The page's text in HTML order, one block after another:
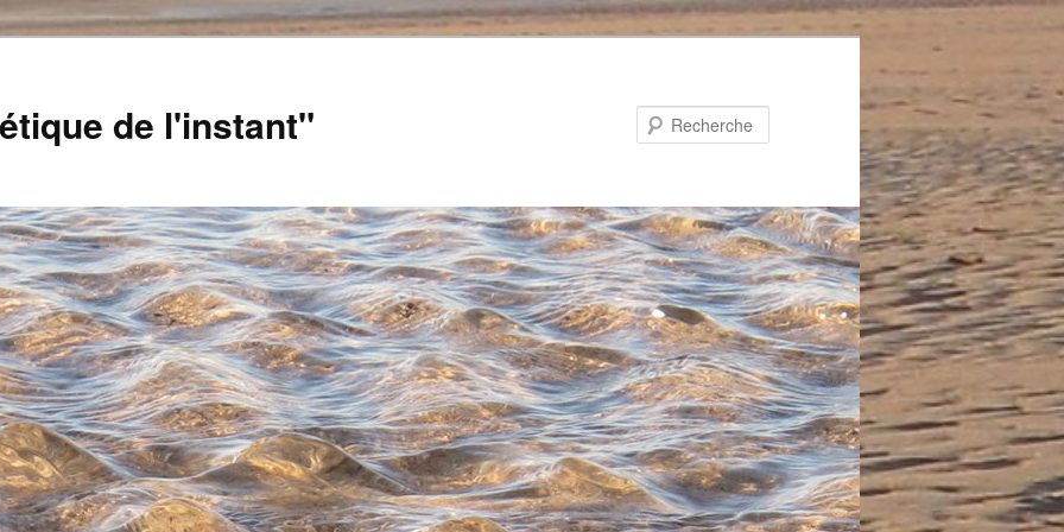
de l'instant"